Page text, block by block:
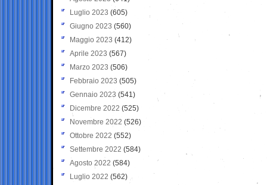
Luglio 2023 (605)
Giugno 2023 (560)
Maggio 2023 (412)
Aprile 2023 (567)
Marzo 2023 (506)
Febbraio 2023 (505)
Gennaio 2023 (541)
Dicembre 2022 (525)
Novembre 2022 (526)
Ottobre 2022 (552)
Settembre 2022 (584)
Agosto 2022 (584)
Luglio 2022 (562)